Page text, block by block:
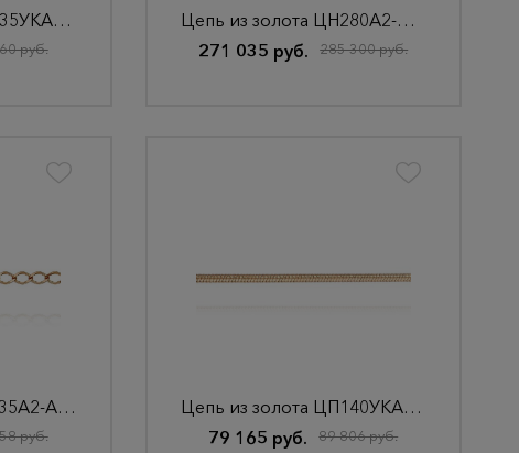
Цепь из золота ЦП135УКА1П-А51
руб.
Цепь из золота ЦН280А2-А51
271 035 руб.
285 300 руб.
Цепь из золота ЦР135А2-А51
руб.
Цепь из золота ЦП140УКА39У-А51
79 165 руб.
89 806 руб.